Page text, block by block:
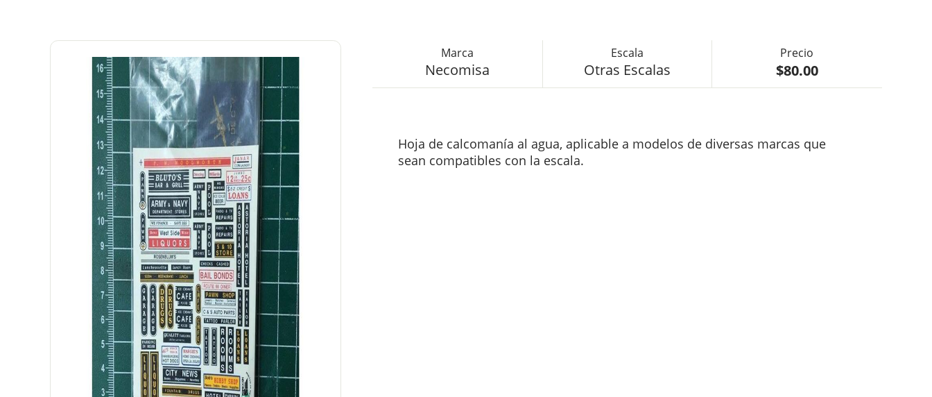
Necomisa Otras Escalas $80.00
Hoja de calcomanía al agua, aplicable a modelos de diversas marcas que
sean compatibles con la escala.